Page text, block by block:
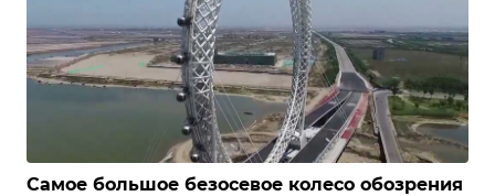
Самое большое безосевое колесо обозрения